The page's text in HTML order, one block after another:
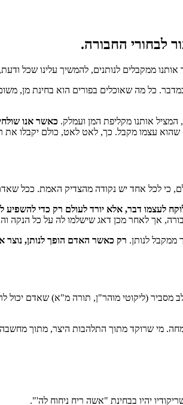
ממקבלים לנותנים, להמשיך עלינו שכל
כל מה שאוכלים בפורים הוא בחינת מן,
אותנו מקליפת המן ועמלק. כאשר אנו
עצמו מקבל. כך, לאט לאט, כולם יקבלו
כי לכל אחד יש נקודה מהצדיק האמת. ככל
לוקח לעצמו דבר, אלא יורד לעולם רק כדי להשפיע
אך לאחר מכן דאג שישלמו לה על כל הנקה
לנותן. רק כאשר האדם הופך לנותן, נוצר
מסביר (ליקוטי מוהר"ן, תורה מ"א) שאדם
מי שרוקד מתוך התלהבות היצר, מתוך
יהיו בבחינת "אשה ריח ניחוח לה'".